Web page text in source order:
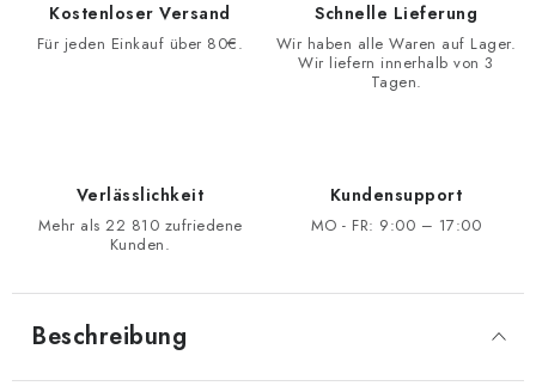
Kostenloser Versand
Für jeden Einkauf über 80€.
Schnelle Lieferung
Wir haben alle Waren auf Lager.
Wir liefern innerhalb von 3
Tagen.
Verlässlichkeit
Mehr als 22 810 zufriedene
Kunden.
Kundensupport
MO - FR: 9:00 – 17:00
Beschreibung